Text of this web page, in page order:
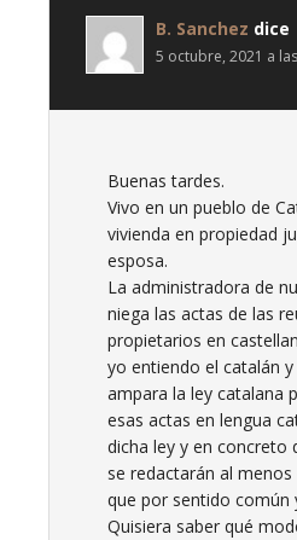
B. Sanchez dice
5 octubre, 2021 a
Buenas tardes.
Vivo en un pueblo de
vivienda en propiedad
esposa.
La administradora de
niega las actas de las
propietarios en
yo entiendo el catalán y
ampara la ley catalana
esas actas en lengua
dicha ley y en concreto
se redactarán al
que por sentido común
Quisiera saber qué